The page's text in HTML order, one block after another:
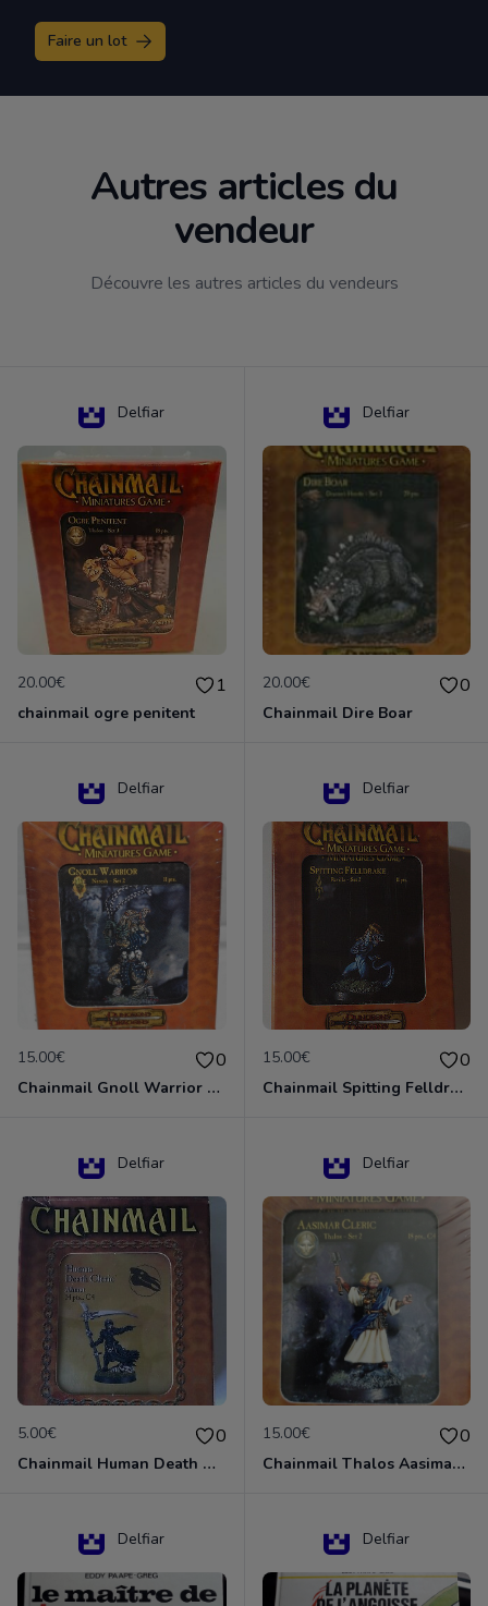
Faire un lot
Autres articles du
vendeur
Découvre les autres articles du vendeurs
Delfiar
20.00€ 1
chainmail ogre penitent
Delfiar
20.00€ 0
Chainmail Dire Boar
Delfiar
15.00€ 0
Chainmail Gnoll Warrior Dungeons & Dragons
Delfiar
15.00€ 0
Chainmail Spitting Felldrake
Delfiar
5.00€ 0
Chainmail Human Death Cleric
Delfiar
15.00€ 0
Chainmail Thalos Aasimar Cleric
Delfiar Delfiar